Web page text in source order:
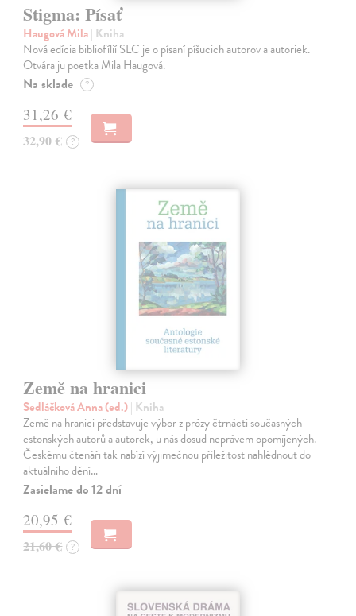
Stigma: Písať
Haugová Mila| Kniha
Nová edícia bibliofílií SLC je o písaní píšucich autorov a autoriek.
Otvára ju poetka Mila Haugová.
Na sklade ?
31,26 €
32,90 € ?
Země na hranici
Sedláčková Anna (ed.)| Kniha
Země na hranici představuje výbor z prózy čtrnácti současných
estonských autorů a autorek, u nás dosud neprávem opomíjených.
Českému čtenáři tak nabízí výjimečnou příležitost nahlédnout do
aktuálního dění…
Zasielame do 12 dní
20,95 €
21,60 € ?